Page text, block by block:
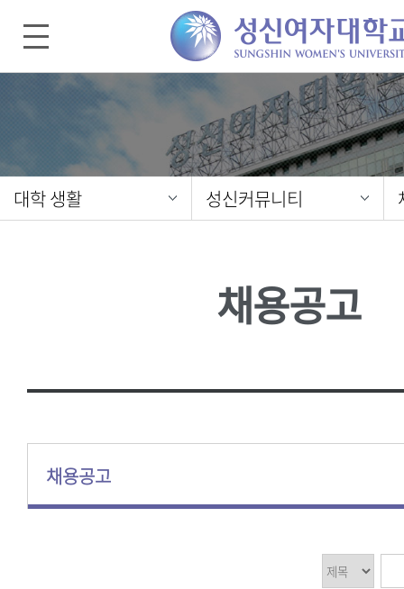
대학 생활 성신커뮤니티
채용공고
채용공고